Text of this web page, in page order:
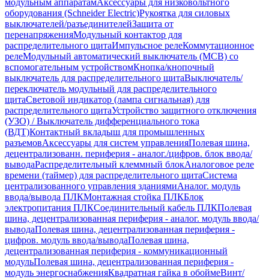
модульным аппаратамАксессуары для низковольтного
оборудования (Schneider Electric)Рукоятка для силовых
выключателей/разъединителейЗащита от
перенапряженияМодульный контактор для
распределительного щитаИмпульсное релеКоммутационное
релеМодульный автоматический выключатель (MCB) со
вспомогательным устройствомКнопка/кнопочный
выключатель для распределительного щитаВыключатель/
переключатель модульный для распределительного
щитаСветовой индикатор (лампа сигнальная) для
распределительного щитаУстройство защитного отключения
(УЗО) / Выключатель дифференциального тока
(ВДТ)Контактный вкладыш для промышленных
разъемовАксессуары для систем управленияПолевая шина,
децентрализованн. периферия - аналог./цифров. блок ввода/
выводаРаспределительный клеммный блокАналоговое реле
времени (таймер) для распределительного щитаСистема
централизованного управления зданиямиАналог. модуль
ввода/вывода ПЛКМонтажная стойка ПЛКБлок
электропитания ПЛКСоединительный кабель ПЛКПолевая
шина, децентрализованная периферия - аналог. модуль ввода/
выводаПолевая шина, децентрализованная периферия -
цифров. модуль ввода/выводаПолевая шина,
децентрализованная периферия - коммуникационный
модульПолевая шина, децентрализованная периферия -
модуль энергоснабженияКвадратная гайка в обоймеВинт/